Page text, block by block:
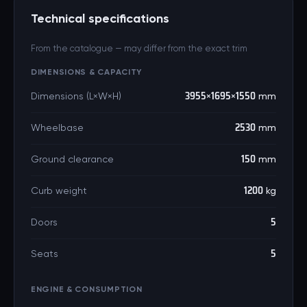
Technical specifications
From the catalogue — may differ from the exact trim
DIMENSIONS & CAPACITY
Dimensions (L×W×H) 3955×1695×1550 mm
Wheelbase 2530 mm
Ground clearance 150 mm
Curb weight 1200 kg
Doors 5
Seats 5
ENGINE & CONSUMPTION